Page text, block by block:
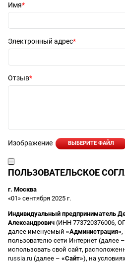
Имя
Электронный адрес
Отзыв
Изображение ВЫБЕРИТЕ ФАЙЛ
ПОЛЬЗОВАТЕЛЬСКОЕ
г. Москва
«01» сентября 2025 г.
Индивидуальный предприниматель
Александрович (ИНН 773720376006,
далее именуемый «Администрация»,
пользователю сети Интернет (далее –
использовать свой сайт,
russia.ru (далее – «Сайт»), на